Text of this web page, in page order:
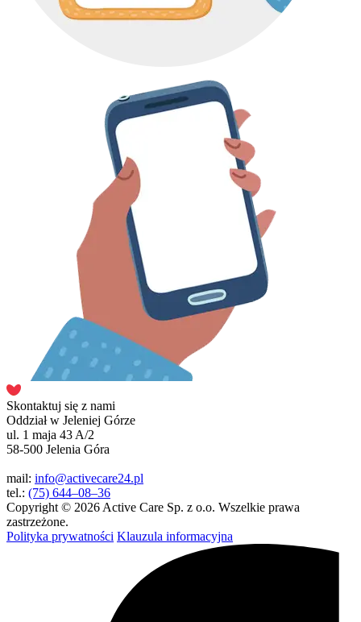
Skontaktuj się z nami
Oddział w Jeleniej Górze
ul. 1 maja 43 A/2
58-500 Jelenia Góra
mail: info@activecare24.pl
tel.: (75) 644–08–36
Copyright © 2026 Active Care Sp. z o.o. Wszelkie prawa
zastrzeżone.
Polityka prywatności Klauzula informacyjna